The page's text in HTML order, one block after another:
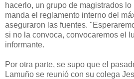
hacerlo, un grupo de magistrados
manda el reglamento interno del
aseguraron las fuentes.
si no la convoca, convocaremos el
informante.
Por otra parte, se supo que el
Lamuño se reunió con su colega